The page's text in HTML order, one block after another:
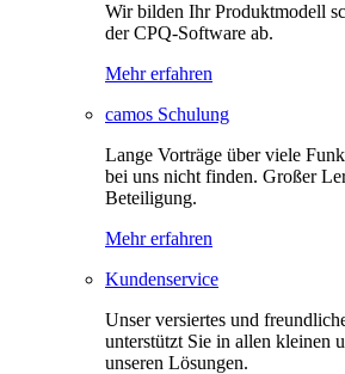
Wir bilden Ihr Produktmodell
der CPQ-Software ab.
Mehr erfahren
camos Schulung
Lange Vorträge über viele
bei uns nicht finden. Großer
Beteiligung.
Mehr erfahren
Kundenservice
Unser versiertes und
unterstützt Sie in allen kleinen
unseren Lösungen.